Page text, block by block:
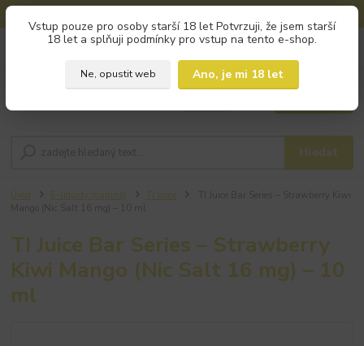
Vstup pouze pro osoby starší 18 let Potvrzuji, že jsem starší
18 let a splňuji podmínky pro vstup na tento e-shop.
Ne, opustit web
Ano, je mi 18 let
Hledat
+420 793 960 166
Úvod E-liquidy (náplně) Ti Juice
TI Juice Bar Series – Strawberry
Kiwi Mango (Nic Salt 16 mg) – 10
ml